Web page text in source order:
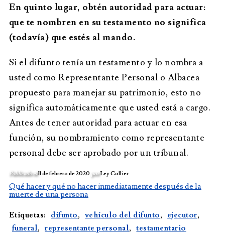
En quinto lugar, obtén autoridad para actuar:
que te nombren en su testamento no significa
(todavía) que estés al mando.
Si el difunto tenía un testamento y lo nombra a
usted como Representante Personal o Albacea
propuesto para manejar su patrimonio, esto no
significa automáticamente que usted está a cargo.
Antes de tener autoridad para actuar en esa
función, su nombramiento como representante
personal debe ser aprobado por un tribunal.
Publicado el11 de febrero de 2020 porLey Collier
Qué hacer y qué no hacer inmediatamente después de la
muerte de una persona
Etiquetas: difunto, vehículo del difunto, ejecutor,
funeral, representante personal, testamentario